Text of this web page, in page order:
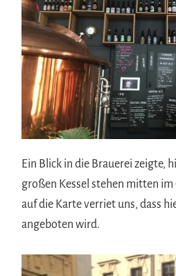
Ein Blick in die Brauerei zeigte,
großen Kessel stehen mitten
auf die Karte verriet uns, dass
angeboten wird.